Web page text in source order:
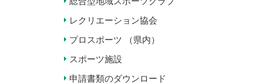
レクリエーション協会
プロスポーツ （県内）
スポーツ施設
申請書類のダウンロード